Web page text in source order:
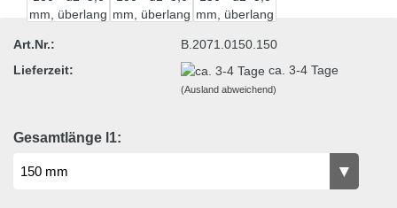
Art.Nr.:
B.2071.0150.150
Lieferzeit:
ca. 3-4 Tage
(Ausland abweichend)
Gesamtlänge l1: